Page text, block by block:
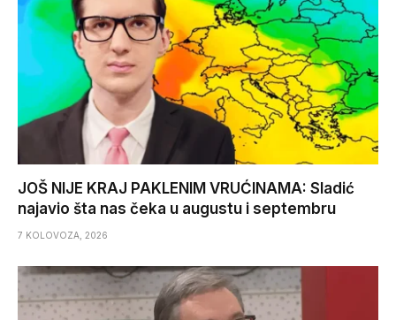
JOŠ NIJE KRAJ PAKLENIM VRUĆINAMA: Sladić
najavio šta nas čeka u augustu i septembru
7 KOLOVOZA, 2026